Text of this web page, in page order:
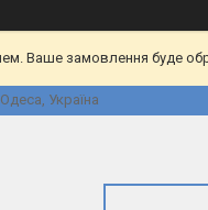
Ваше замовлення буде
Україна